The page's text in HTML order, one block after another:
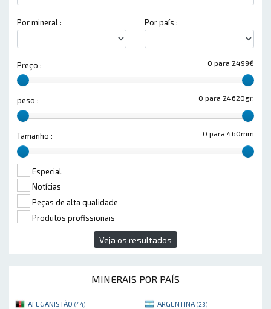
Por mineral : Por país :
0 para 2499€
Preço :
0 para 24620gr.
peso :
0 para 460mm
Tamanho :
Especial
Notícias
Peças de alta qualidade
Produtos profissionais
Veja os resultados
MINERAIS POR PAÍS
AFEGANISTÃO (44) ARGENTINA (23)